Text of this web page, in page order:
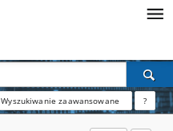
Wyszukiwanie zaawansowane ?